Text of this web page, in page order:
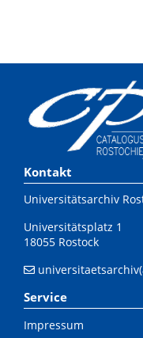
Kontakt
Universitätsarchiv
Universitätsplatz 1
18055 Rostock
Service
Impressum